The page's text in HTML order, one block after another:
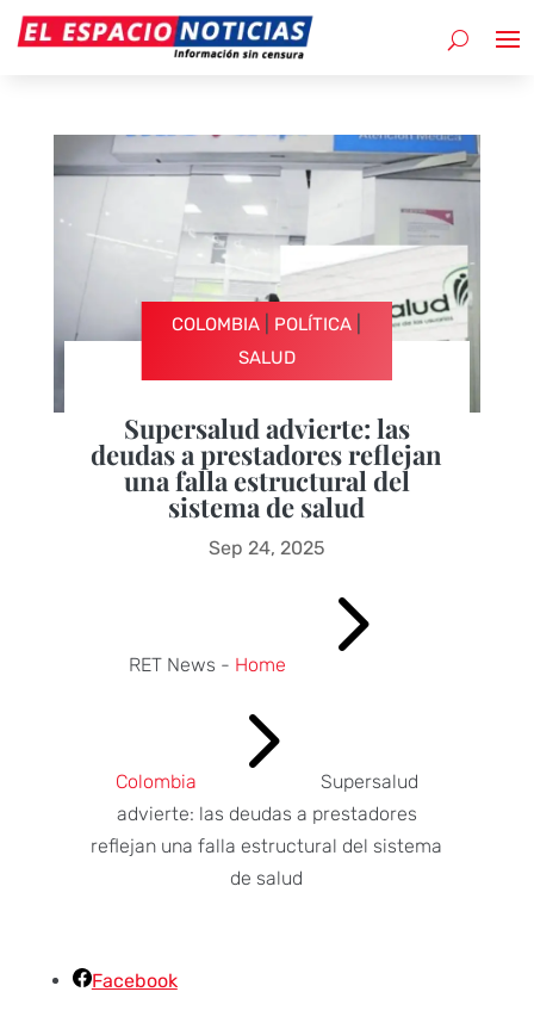
COLOMBIA POLÍTICA
SALUD
Supersalud advierte: las
deudas a prestadores reflejan
una falla estructural del
sistema de salud
Sep 24, 2025
RET News - Home 5
Colombia 5
Supersalud
advierte: las deudas a prestadores
reflejan una falla estructural del sistema
de salud
Facebook